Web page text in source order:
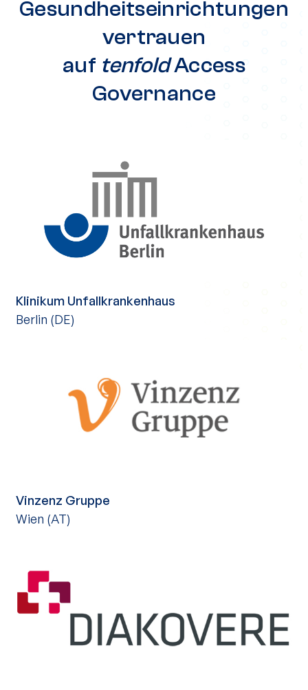
Gesundheitseinrichtungen
vertrauen
auf tenfoldAccess
Governance
Klinikum Unfallkrankenhaus
Berlin (DE)
Vinzenz Gruppe
Wien (AT)